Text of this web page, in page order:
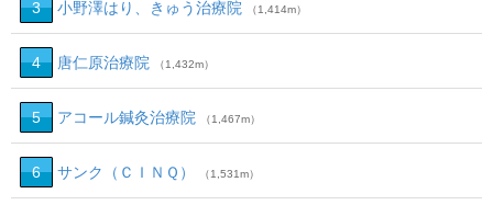
3 小野澤はり、きゅう治療院 （1,414m）
4 唐仁原治療院 （1,432m）
5 アコール鍼灸治療院 （1,467m）
6 サンク（ＣＩＮＱ） （1,531m）